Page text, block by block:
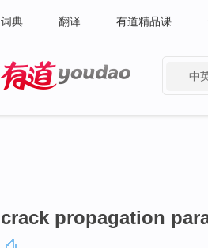
词典 翻译 有道精品课
中
crack propagation